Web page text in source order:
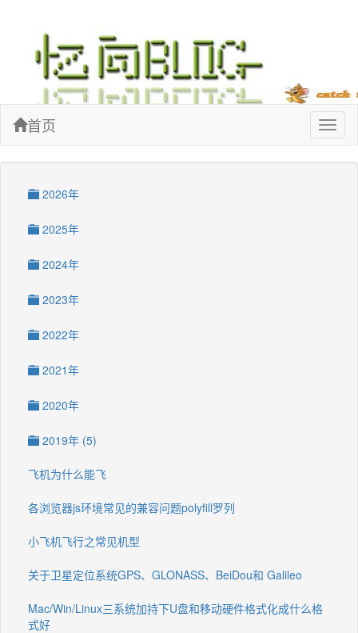
首页
2026年
2025年
2024年
2023年
2022年
2021年
2020年
2019年 (5)
飞机为什么能飞
各浏览器js环境常见的兼容问题polyfill罗列
小飞机飞行之常见机型
关于卫星定位系统GPS、GLONASS、BeiDou和 Galileo
Mac/Win/Linux三系统加持下U盘和移动硬件格式化成什么格
式好